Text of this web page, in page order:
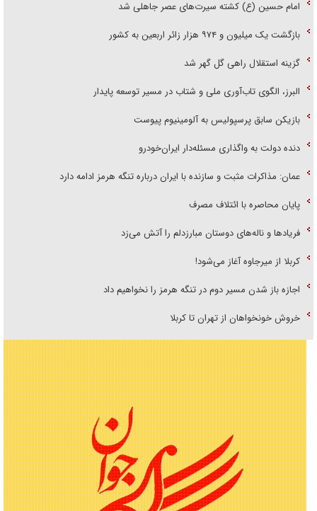
امام حسین (ع) کشته سیرت‌های عصر جاهلی شد
بازگشت یک میلیون و ۹۷۴ هزار زائر اربعین به کشور
گزینه استقلال راهی گل گهر شد
البرز، الگوی تاب‌آوری ملی و شتاب در مسیر توسعه پایدار
بازیکن سابق پرسپولیس به آلومینیوم پیوست
دنده دولت به واگذاری مسئله‌دار ایران‌خودرو
عمان: مذاکرات مثبت و سازنده با ایران درباره تنگه هرمز ادامه دارد
پایان محاصره با ائتلاف مصرف
فریاد‌ها و ناله‌های دوستان مبارزدلم را آتش می‌زد
کربلا از میرجاوه آغاز می‌شود!
اجازه باز شدن مسیر دوم در تنگه هرمز را نخواهیم داد
خروش خونخواهان از تهران تا کربلا